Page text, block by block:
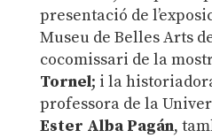
presentació de
Museu de Belles Arts
cocomissari de la
Tornel; i la
professora de la
Ester Alba Pagán,